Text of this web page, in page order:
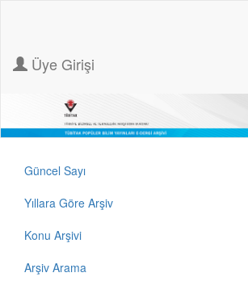
Üye Girişi
Güncel Sayı
Yıllara Göre Arşiv
Konu Arşivi
Arşiv Arama